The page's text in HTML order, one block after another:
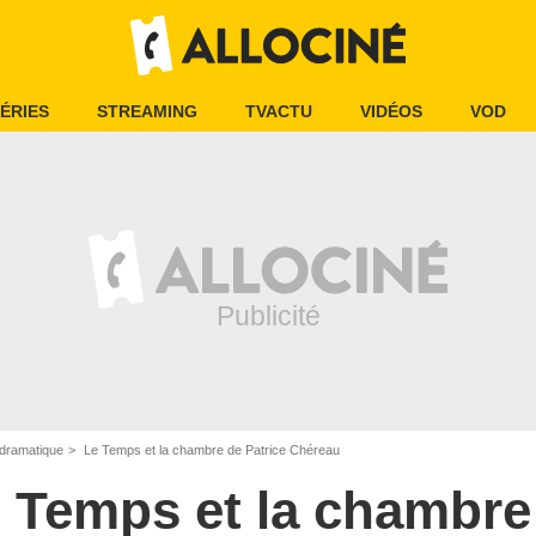
STREAMING TVACTU VIDÉOS VOD
Le Temps et la chambre de Patrice Chéreau
Temps et la chambre